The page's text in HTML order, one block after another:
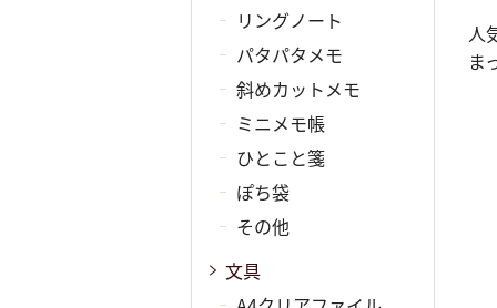
人
ま
リングノート
パタパタメモ
斜めカットメモ
ミニメモ帳
ひとこと箋
ぽち袋
その他
文具